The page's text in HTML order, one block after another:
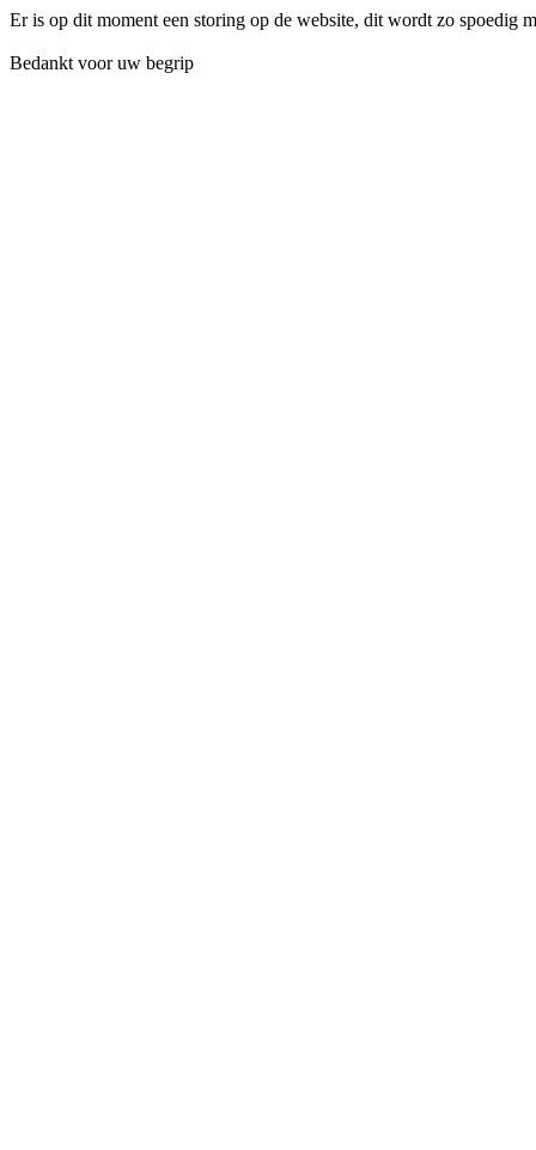
Er is op dit moment een storing op de website, dit wordt zo spoedig
Bedankt voor uw begrip